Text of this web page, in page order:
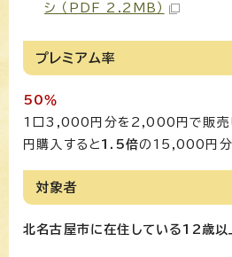
シ （PDF 2.2MB）
プレミアム率
50％
1口3,000円分を2,000円で販売
円購入すると 1.5倍の15,000円分
対象者
北名古屋市に在住している12歳以